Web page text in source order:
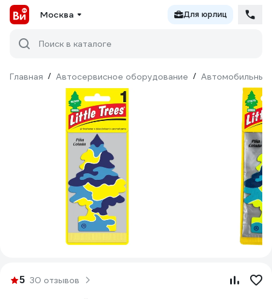
Москва Для юрлиц
Поиск в каталоге
Главная / Автосервисное оборудование / Автомобильные
5 30 отзывов